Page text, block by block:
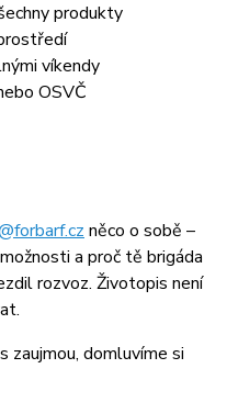
produkty
víkendy
OSVČ
něco o sobě –
a proč tě brigáda
rozvoz. Životopis není
zaujmou, domluvíme si